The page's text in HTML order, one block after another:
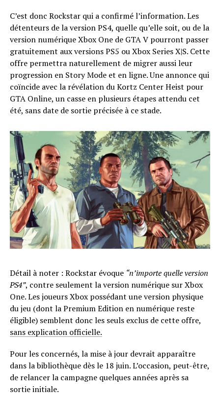
C’est donc Rockstar qui a confirmé l’information. Les
détenteurs de la version PS4, quelle qu’elle soit, ou de la
version numérique Xbox One de GTA V pourront passer
gratuitement aux versions PS5 ou Xbox Series X|S. Cette
offre permettra naturellement de migrer aussi leur
progression en Story Mode et en ligne. Une annonce qui
coïncide avec la révélation du Kortz Center Heist pour
GTA Online, un casse en plusieurs étapes attendu cet
été, sans date de sortie précisée à ce stade.
Détail à noter : Rockstar évoque “n’importe quelle version
PS4”, contre seulement la version numérique sur Xbox
One. Les joueurs Xbox possédant une version physique
du jeu (dont la Premium Edition en numérique reste
éligible) semblent donc les seuls exclus de cette offre,
sans explication officielle.
Pour les concernés, la mise à jour devrait apparaître
dans la bibliothèque dès le 18 juin. L’occasion, peut-être,
de relancer la campagne quelques années après sa
sortie initiale.